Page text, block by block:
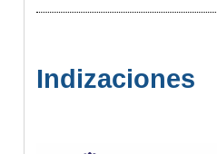
Indizaciones